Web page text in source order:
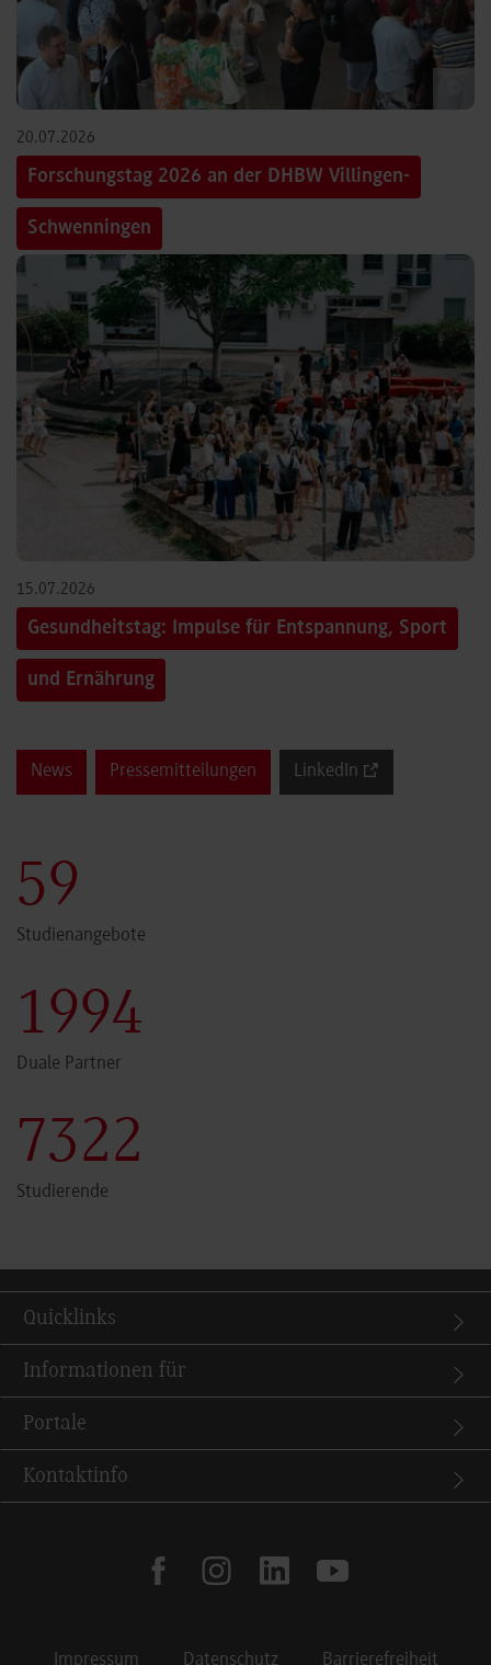
20.07.2026
Forschungstag 2026 an der DHBW Villingen-
Schwenningen
15.07.2026
Gesundheitstag: Impulse für Entspannung, Sport
und Ernährung
News Pressemitteilungen LinkedIn
60
Studienangebote
2000
Duale Partner
7341
Studierende
Quicklinks
Informationen für
Portale
Kontaktinfo
facebookinstagramlinkedin youtube